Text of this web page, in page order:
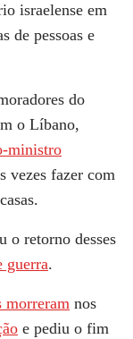
israelense em
de pessoas e
do
o Líbano,
ministro
vezes fazer com
o retorno desses
guerra.
morreram nos
e pediu o fim